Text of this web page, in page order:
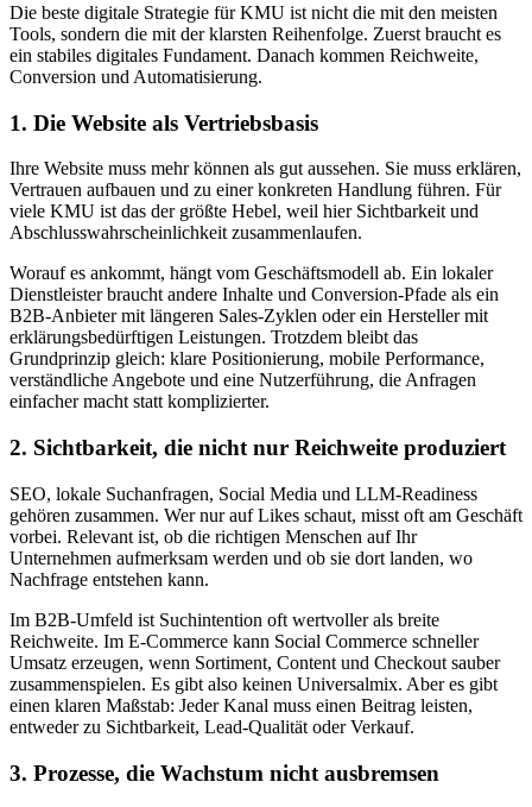
Die beste digitale Strategie für KMU ist nicht die mit den meisten
Tools, sondern die mit der klarsten Reihenfolge. Zuerst braucht es
ein stabiles digitales Fundament. Danach kommen Reichweite,
Conversion und Automatisierung.
1. Die Website als Vertriebsbasis
Ihre Website muss mehr können als gut aussehen. Sie muss erklären,
Vertrauen aufbauen und zu einer konkreten Handlung führen. Für
viele KMU ist das der größte Hebel, weil hier Sichtbarkeit und
Abschlusswahrscheinlichkeit zusammenlaufen.
Worauf es ankommt, hängt vom Geschäftsmodell ab. Ein lokaler
Dienstleister braucht andere Inhalte und Conversion-Pfade als ein
B2B-Anbieter mit längeren Sales-Zyklen oder ein Hersteller mit
erklärungsbedürftigen Leistungen. Trotzdem bleibt das
Grundprinzip gleich: klare Positionierung, mobile Performance,
verständliche Angebote und eine Nutzerführung, die Anfragen
einfacher macht statt komplizierter.
2. Sichtbarkeit, die nicht nur Reichweite produziert
SEO, lokale Suchanfragen, Social Media und LLM-Readiness
gehören zusammen. Wer nur auf Likes schaut, misst oft am Geschäft
vorbei. Relevant ist, ob die richtigen Menschen auf Ihr
Unternehmen aufmerksam werden und ob sie dort landen, wo
Nachfrage entstehen kann.
Im B2B-Umfeld ist Suchintention oft wertvoller als breite
Reichweite. Im E-Commerce kann Social Commerce schneller
Umsatz erzeugen, wenn Sortiment, Content und Checkout sauber
zusammenspielen. Es gibt also keinen Universalmix. Aber es gibt
einen klaren Maßstab: Jeder Kanal muss einen Beitrag leisten,
entweder zu Sichtbarkeit, Lead-Qualität oder Verkauf.
3. Prozesse, die Wachstum nicht ausbremsen